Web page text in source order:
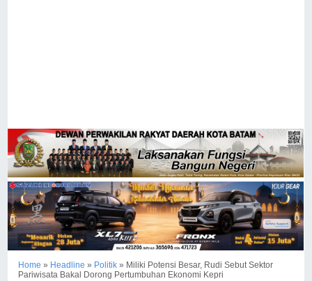
Home » Headline » Politik » Miliki Potensi Besar, Rudi Sebut Sektor
Pariwisata Bakal Dorong Pertumbuhan Ekonomi Kepri